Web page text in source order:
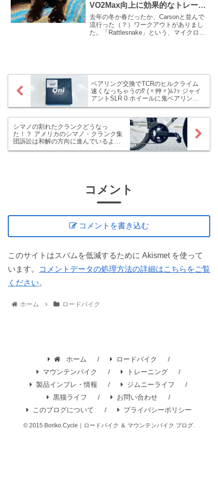
VO2Max向上に効果的なトレーニ
ング「マイクロバースト」をやっ
てみた
去年の冬か春だったか、Carsonと並んで
流行った（？）ワークアウトがありまし
た。「Rattlesnake」という、マイクロバ
ト・インターバルを(◎_◎;)！？
ベアリング交換でTCRのヒルクライム
速くなっちゃうの⁉ (〃艸〃)ﾑﾌｯ ジャイ
アントSLR 0 ホイールに鬼ベアリング
入れちゃった
シマノの割れたクランクどうなっ
た！？ アメリカのシマノ・クランク集
団訴訟は和解の方向に進んでいるよう
です
コメント
コメントを書き込む
このサイトはスパムを低減するために Akismet を使って
います。
コメントデータの処理方法の詳細はこちらをご覧
ください。
ホーム ロードバイク
ホーム
ロードバイク
マウンテンバイク
トレーニング
製品インプレ・情報
ジムニーライフ
黒猫ライフ
お問い合わせ
このブログについて
プライバシーポリシー
© 2015 Boriko Cycle｜ロードバイク ＆ マウンテンバイク ブログ.